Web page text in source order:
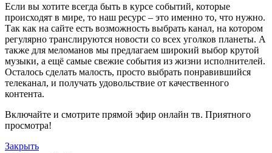
Если вы хотите всегда быть в курсе событий, которые
происходят в мире, то наш ресурс – это именно то, что нужно.
Так как на сайте есть возможность выбрать канал, на котором
регулярно транслируются новости со всех уголков планеты. А
также для меломанов мы предлагаем широкий выбор крутой
музыки, а ещё самые свежие события из жизни исполнителей.
Осталось сделать малость, просто выбрать понравившийся
телеканал, и получать удовольствие от качественного
контента.
Включайте и смотрите прямой эфир онлайн тв. Приятного
просмотра!
Закрыть